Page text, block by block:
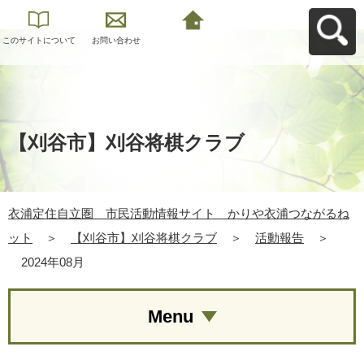
このサイトについて お問い合わせ
【刈谷市】刈谷将棋クラブ
衣浦定住自立圏 市民活動情報サイト かりや衣浦つながるね
ット
＞ 【刈谷市】刈谷将棋クラブ ＞ 活動報告
＞
2024年08月
Menu